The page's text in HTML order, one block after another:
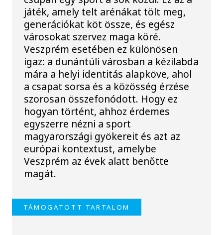
játék, amely telt arénákat tölt meg,
generációkat köt össze, és egész
városokat szervez maga köré.
Veszprém esetében ez különösen
igaz: a dunántúli városban a kézilabda
mára a helyi identitás alapköve, ahol
a csapat sorsa és a közösség érzése
szorosan összefonódott. Hogy ez
hogyan történt, ahhoz érdemes
egyszerre nézni a sport
magyarországi gyökereit és azt az
európai kontextust, amelybe
Veszprém az évek alatt benőtte
magát.
TÁMOGATOTT TARTALOM